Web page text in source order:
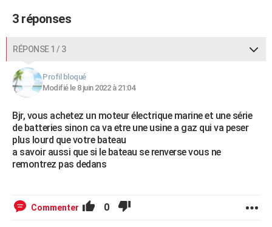
3 réponses
RÉPONSE 1 / 3
Profil bloqué
Modifié le 8 juin 2022 à 21:04
Bjr, vous achetez un moteur électrique marine et une série
de batteries sinon ca va etre une usine a gaz qui va peser
plus lourd que votre bateau
a savoir aussi que si le bateau se renverse vous ne
remontrez pas dedans
Commenter 0